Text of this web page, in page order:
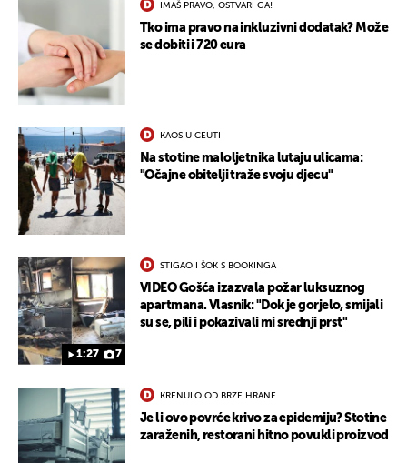
IMAŠ PRAVO, OSTVARI GA!
Tko ima pravo na inkluzivni dodatak? Može
se dobiti i 720 eura
KAOS U CEUTI
Na stotine maloljetnika lutaju ulicama:
"Očajne obitelji traže svoju djecu"
1:27 7
STIGAO I ŠOK S BOOKINGA
VIDEO Gošća izazvala požar luksuznog
apartmana. Vlasnik: "Dok je gorjelo, smijali
su se, pili i pokazivali mi srednji prst"
KRENULO OD BRZE HRANE
Je li ovo povrće krivo za epidemiju? Stotine
zaraženih, restorani hitno povukli proizvod
UKLJUČITE NOTIFIKACIJE